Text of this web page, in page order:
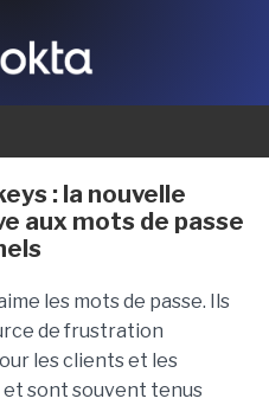
: la nouvelle
aux mots de passe
les mots de passe. Ils
de frustration
les clients et les
sont souvent tenus